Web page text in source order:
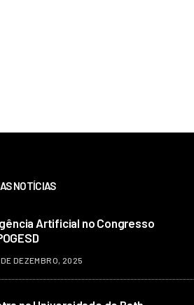
NOTÍCIAS
Artificial no Congresso
DEZEMBRO, 2025